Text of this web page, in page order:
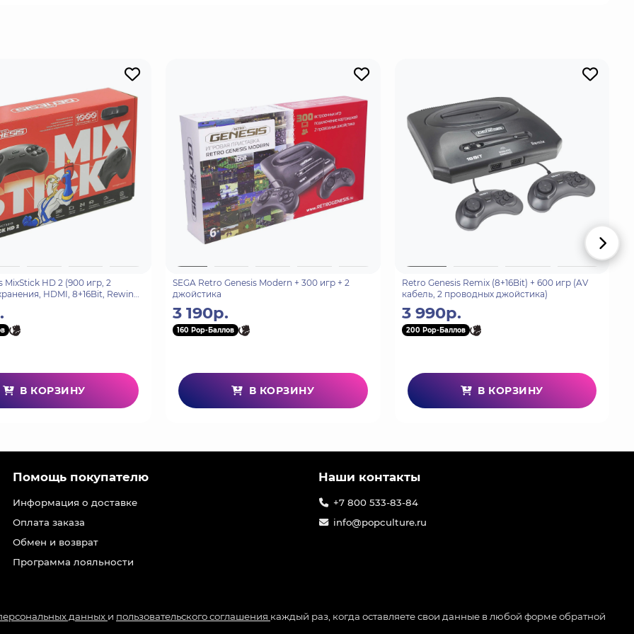
нового навигационного меню.
и воспроизвести игры по желанию.
microSD.
ошибку!
MixStick HD 2 (900 игр, 2
HDMI, 8+16Bit, Rewind)
В КОРЗИНУ
SEGA Retro Genesis Modern + 300 игр + 2
джойстика
3 190р.
160 Pop-Баллов
В КОРЗИНУ
Retro Genesis Remix (8+16Bit) + 600 игр (AV
кабель, 2 проводных джойстика)
3 990р.
200 Pop-Баллов
В КОРЗИНУ
Помощь покупателю
Информация о доставке
Оплата заказа
Обмен и возврат
Программа лояльности
Наши контакты
+7 800 533-83-84
info@popculture.ru
данных и пользовательского соглашения каждый раз, когда оставляете свои данные в любой форме обратной